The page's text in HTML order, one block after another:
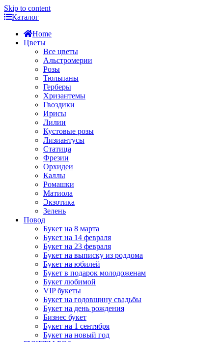
Skip to content
Каталог
Home
Цветы
Все цветы
Альстромерии
Розы
Тюльпаны
Герберы
Хризантемы
Гвоздики
Ирисы
Лилии
Кустовые розы
Лизиантусы
Статица
Фрезии
Орхидеи
Каллы
Ромашки
Матиола
Экзотика
Зелень
Повод
Букет на 8 марта
Букет на 14 февраля
Букет на 23 февраля
Букет на выписку из роддома
Букет на юбилей
Букет в подарок молодоженам
Букет любимой
VIP букеты
Букет на годовщину свадьбы
Букет на день рождения
Бизнес букет
Букет на 1 сентября
Букет на новый год